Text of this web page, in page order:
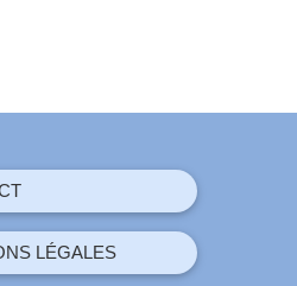
LÉGALES